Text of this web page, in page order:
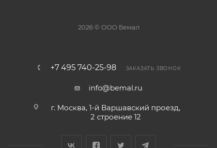
2026 © ООО Бемал
+7 495 740-25-98 ЗАКАЗАТЬ ЗВОНОК
info@bemal.ru
г. Москва, 1-й Варшавский проезд,
2 строение 12